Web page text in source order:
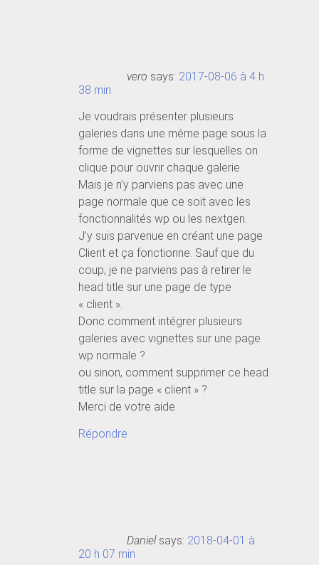
vero says: 2017-08-06 à 4 h
38 min
Je voudrais présenter plusieurs
galeries dans une même page sous la
forme de vignettes sur lesquelles on
clique pour ouvrir chaque galerie.
Mais je n’y parviens pas avec une
page normale que ce soit avec les
fonctionnalités wp ou les nextgen.
J’y suis parvenue en créant une page
Client et ça fonctionne. Sauf que du
coup, je ne parviens pas à retirer le
head title sur une page de type
« client ».
Donc comment intégrer plusieurs
galeries avec vignettes sur une page
wp normale ?
ou sinon, comment supprimer ce head
title sur la page « client » ?
Merci de votre aide
Répondre
Daniel says: 2018-04-01 à
20 h 07 min